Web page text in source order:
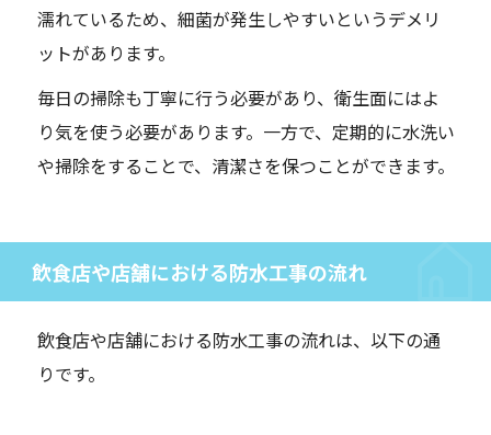
濡れているため、細菌が発生しやすいというデメリ
ットがあります。
毎日の掃除も丁寧に行う必要があり、衛生面にはよ
り気を使う必要があります。一方で、定期的に水洗い
や掃除をすることで、清潔さを保つことができます。
飲食店や店舗における防水工事の流れ
飲食店や店舗における防水工事の流れは、以下の通
りです。